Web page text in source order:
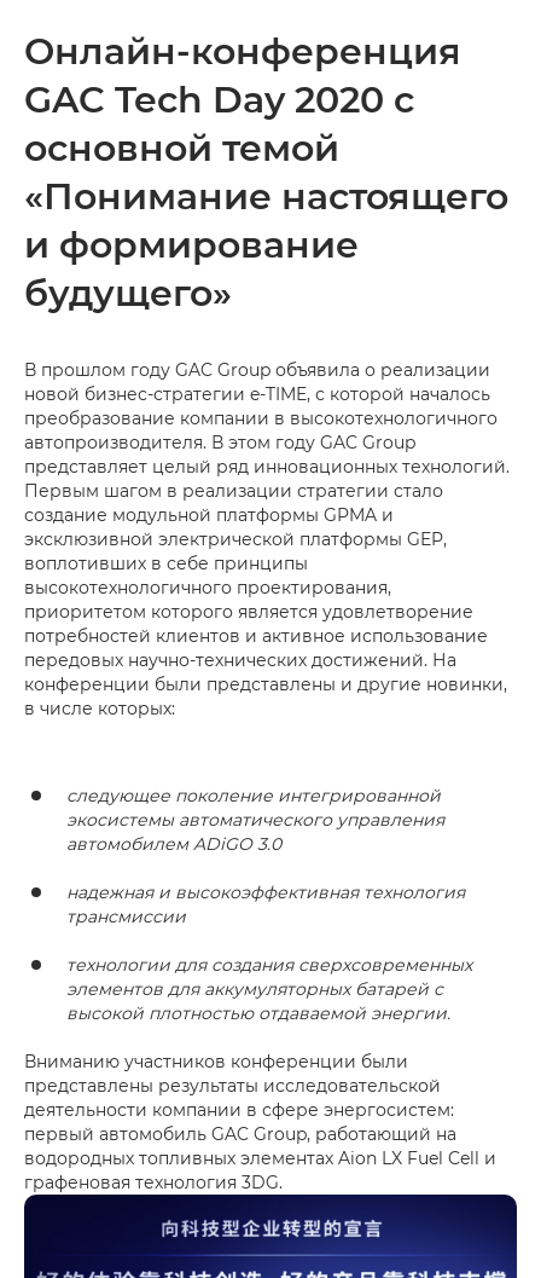
Онлайн-конференция
GAC Tech Day 2020 с
основной темой
«Понимание настоящего
и формирование
будущего»
В прошлом году GAC Group объявила о реализации
новой бизнес-стратегии e-TIME, с которой началось
преобразование компании в высокотехнологичного
автопроизводителя. В этом году GAC Group
представляет целый ряд инновационных технологий.
Первым шагом в реализации стратегии стало
создание модульной платформы GPMA и
эксклюзивной электрической платформы GEP,
воплотивших в себе принципы
высокотехнологичного проектирования,
приоритетом которого является удовлетворение
потребностей клиентов и активное использование
передовых научно-технических достижений. На
конференции были представлены и другие новинки,
в числе которых:
следующее поколение интегрированной
экосистемы автоматического управления
автомобилем ADiGO 3.0
надежная и высокоэффективная технология
трансмиссии
технологии для создания сверхсовременных
элементов для аккумуляторных батарей с
высокой плотностью отдаваемой энергии.
Вниманию участников конференции были
представлены результаты исследовательской
деятельности компании в сфере энергосистем:
первый автомобиль GAC Group, работающий на
водородных топливных элементах Aion LX Fuel Cell и
графеновая технология 3DG.